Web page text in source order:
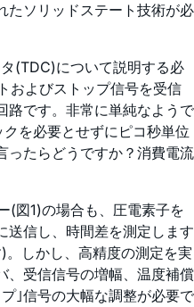
たソリッドステート技術が必
(TDC)について説明する必
およびストップ信号を受信
路です。非常に単純なようで
を必要とせずにピコ秒単位
ったらどうですか？消費電流
(図1)の場合も、圧電素子を
送信し、時間差を測定します
しかし、高精度の測定を実
、受信信号の増幅、温度補償
｣信号の大幅な調整が必要で